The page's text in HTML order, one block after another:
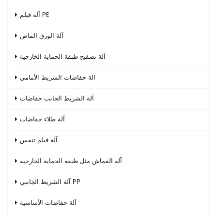
آلة فيلم PE
آلة الورق الماص
آلة تصفيح طبقة الحماية الخارجية
آلة حفاضات الشريط الأمامي
آلة الشريط الجانب حفاضات
آلة طلاء حفاضات
آلة فيلم تنفس
آلة القماش مثل طبقة الحماية الخارجية
آلة الشريط الجانبي PP
آلة حفاضات الأساسية